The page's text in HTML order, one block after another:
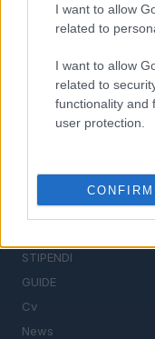
I want to allow
related to
I want to allow
related to
functionality and
user protection.
CONFIRM
Il portale del lavoro e
stipendi, guide
scrivere un CV e
Offerte di lavoro
STIPENDI
GUIDE
Cv
News